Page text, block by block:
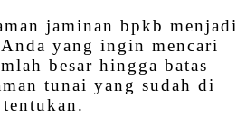
jaminan bpkb menjadi
yang ingin mencari
besar hingga batas
tunai yang sudah di
tentukan.